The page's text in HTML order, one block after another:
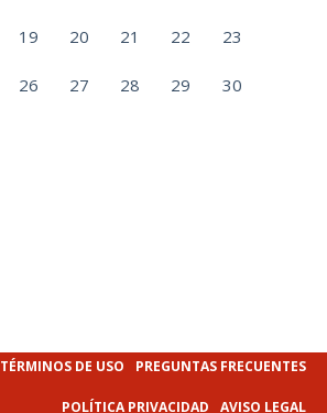
19 20 21 22 23
26 27 28 29 30
TÉRMINOS DE USO PREGUNTAS FRECUENTES
POLÍTICA PRIVACIDAD AVISO LEGAL